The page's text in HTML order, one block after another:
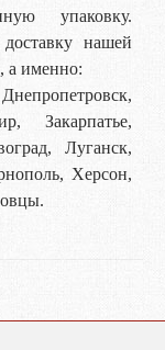
упаковку.
нашей
а именно:
Закарпатье,
Луганск,
Херсон,